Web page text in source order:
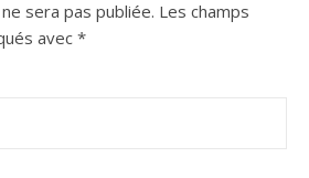
sera pas publiée. Les champs
avec *